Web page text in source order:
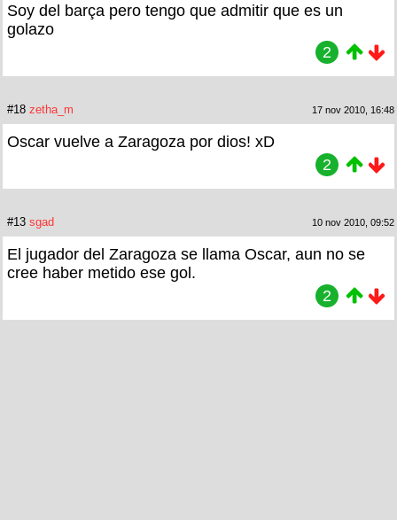
Soy del barça pero tengo que admitir que es un
golazo
2
#18 zetha_m 17 nov 2010, 16:48
Oscar vuelve a Zaragoza por dios! xD
2
#13 sgad 10 nov 2010, 09:52
El jugador del Zaragoza se llama Oscar, aun no se
cree haber metido ese gol.
2